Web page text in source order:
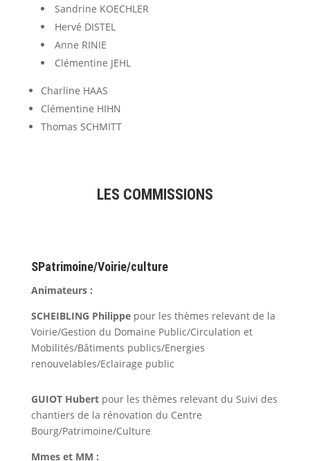
Sandrine KOECHLER
Hervé DISTEL
Anne RINIE
Clémentine JEHL
Charline HAAS
Clémentine HIHN
Thomas SCHMITT
LES COMMISSIONS
SPatrimoine/Voirie/culture
Animateurs :
SCHEIBLING Philippe pour les thèmes relevant de la
Voirie/Gestion du Domaine Public/Circulation et
Mobilités/Bâtiments publics/Energies
renouvelables/Eclairage public
GUIOT Hubert pour les thèmes relevant du Suivi des
chantiers de la rénovation du Centre
Bourg/Patrimoine/Culture
Mmes et MM :